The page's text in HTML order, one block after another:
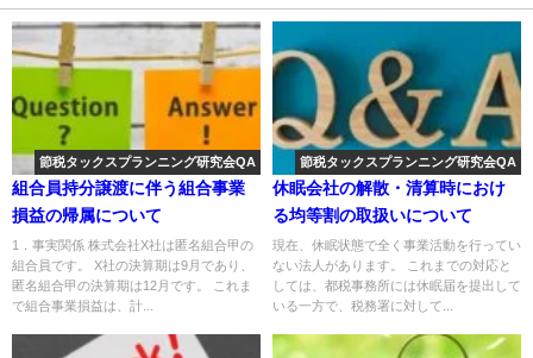
節税タックスプランニング研究会QA
組合員持分譲渡に伴う組合事業
損益の帰属について
1．事実関係 株式会社X社は匿名組合甲の
組合員です。 X社の決算期は9月であり、
匿名組合甲の決算期は12月です。 これま
で組合事業損益は、計...
節税タックスプランニング研究会QA
休眠会社の解散・清算時におけ
る均等割の取扱いについて
現在、休眠状態で全く事業活動を行ってい
ない法人があります。 これまでの対応と
しては、都税事務所には休眠届を提出して
いる一方で、税務署に対して...